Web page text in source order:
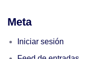
Meta
Iniciar sesión